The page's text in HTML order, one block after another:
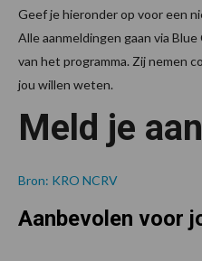
Geef je hieronder op voor een
Alle aanmeldingen gaan via
van het programma. Zij nemen
jou willen weten.
Meld je
Bron: KRO NCRV
Aanbevolen voor